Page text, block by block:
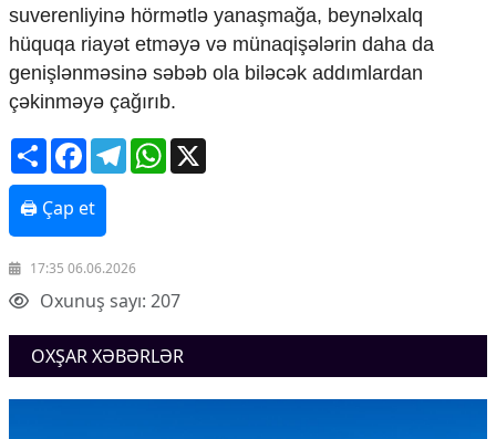
İqtisadiyyat
İqtisadi xəbərlər
Energetika
Neft-qaz
Kənd təsərrüfatı
Hərbi sənaye
Telekommunikasiya və nəqliyyat
COP29
Cəmiyyət
Crossmedia.az - 1 yaş
Siyasət
Məhkəmə və hüquq
Ekologiya
Zəfər - 5
suverenliyinə hörmətlə yanaşmağa, beynəlxalq
hüquqa riayət etməyə və münaqişələrin daha da
genişlənməsinə səbəb ola biləcək addımlardan
çəkinməyə çağırıb.
ShareFacebookTelegramWhatsApp
🖨 Çap et
17:35 06.06.2026
Oxunuş sayı: 207
OXŞAR XƏBƏRLƏR